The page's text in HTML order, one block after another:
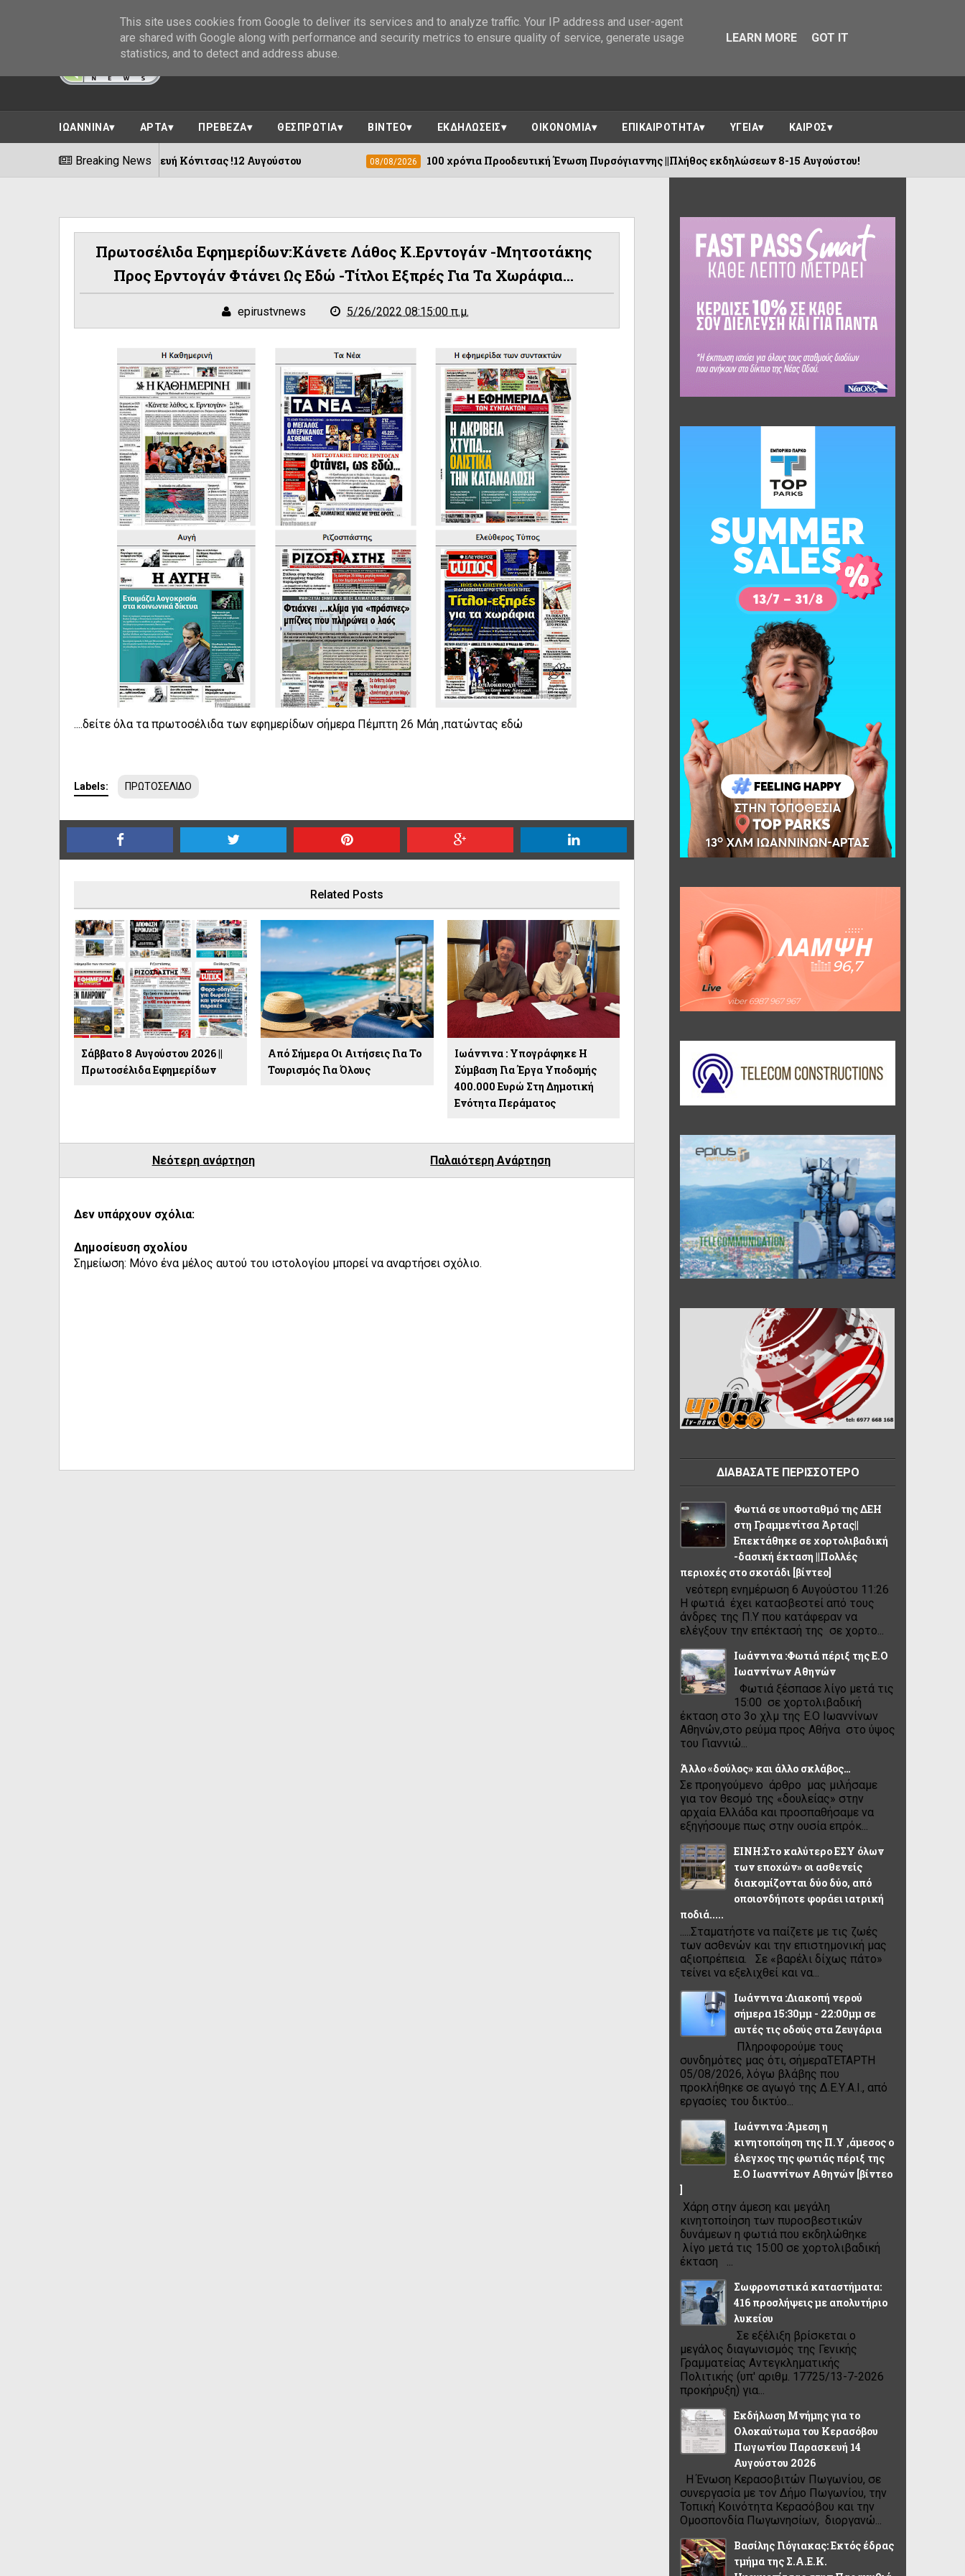
ΙΩΑΝΝΙΝΑ ΑΡΤΑ ΠΡΕΒΕΖΑ ΘΕΣΠΡΩΤΙΑ ΒΙΝΤΕΟ ΕΚΔΗΛΩΣΕΙΣ ΟΙΚΟΝΟΜΙΑ ΕΠΙΚΑΙΡΟΤΗΤΑ ΥΓΕΙΑ ΚΑΙΡΟΣ
Breaking News
-Αγία Παρασκευή Κόνιτσας !12 Αυγούστου 08/08/2026 100 χρόνια Προοδευτική Ένωση Πυρσόγιαννης ||Πλήθος εκδηλώσεων 8-15 Αυγούστου! 08/08/2026
Πρωτοσέλιδα Εφημερίδων:Κάνετε Λάθος Κ.Ερντογάν -Μητσοτάκης
Προς Ερντογάν Φτάνει Ως Εδώ -Τίτλοι Εξπρές Για Τα Χωράφια...
epirustvnews 5/26/2022 08:15:00 π.μ.
....δείτε όλα τα πρωτοσέλιδα των εφημερίδων σήμερα Πέμπτη 26 Μάη ,πατώντας εδώ
Labels: ΠΡΩΤΟΣΕΛΙΔΟ
Related Posts
Σάββατο 8 Αυγούστου 2026 ||
Πρωτοσέλιδα Εφημερίδων
Από Σήμερα Οι Αιτήσεις Για Το
Τουρισμός Για Όλους
Ιωάννινα : Υπογράφηκε Η
Σύμβαση Για Έργα Υποδομής
400.000 Ευρώ Στη Δημοτική
Ενότητα Περάματος
Νεότερη ανάρτηση Παλαιότερη Ανάρτηση
Δεν υπάρχουν σχόλια:
Δημοσίευση σχολίου
Σημείωση: Μόνο ένα μέλος αυτού του ιστολογίου μπορεί να αναρτήσει σχόλιο.
ΔΙΑΒΑΣΑΤΕ ΠΕΡΙΣΣΟΤΕΡΟ
Φωτιά σε υποσταθμό της ΔΕΗ
στη Γραμμενίτσα Άρτας||
Επεκτάθηκε σε χορτολιβαδική
-δασική έκταση ||Πολλές
περιοχές στο σκοτάδι [βίντεο]
νεότερη ενημέρωση 6 Αυγούστου 11:26
Η φωτιά έχει κατασβεστεί από τους
άνδρες της Π.Υ που κατάφεραν να
ελέγξουν την επέκτασή της σε χορτο...
Ιωάννινα :Φωτιά πέριξ της Ε.Ο
Ιωαννίνων Αθηνών
Φωτιά ξέσπασε λίγο μετά τις
15:00 σε χορτολιβαδική
έκταση στο 3ο χλμ της Ε.Ο Ιωαννίνων
Αθηνών,στο ρεύμα προς Αθήνα στο ύψος
του Γιαννιώ...
Άλλο «δούλος» και άλλο σκλάβος…
Σε προηγούμενο άρθρο μας μιλήσαμε
για τον θεσμό της «δουλείας» στην
αρχαία Ελλάδα και προσπαθήσαμε να
εξηγήσουμε πως στην ουσία επρόκ...
ΕΙΝΗ:Στο καλύτερο ΕΣΥ όλων
των εποχών» οι ασθενείς
διακομίζονται δύο δύο, από
οποιονδήποτε φοράει ιατρική
ποδιά.....
.....Σταματήστε να παίζετε με τις ζωές
των ασθενών και την επιστημονική μας
αξιοπρέπεια. Σε «βαρέλι δίχως πάτο»
τείνει να εξελιχθεί και να...
Ιωάννινα :Διακοπή νερού
σήμερα 15:30μμ - 22:00μμ σε
αυτές τις οδούς στα Ζευγάρια
Πληροφορούμε τους
συνδημότες μας ότι, σήμεραΤΕΤΑΡΤΗ
05/08/2026, λόγω βλάβης που
προκλήθηκε σε αγωγό της Δ.Ε.Υ.Α.Ι., από
εργασίες του δικτύο...
Ιωάννινα :Άμεση η
κινητοποίηση της Π.Υ ,άμεσος ο
έλεγχος της φωτιάς πέριξ της
Ε.Ο Ιωαννίνων Αθηνών [βίντεο
]
Χάρη στην άμεση και μεγάλη
κινητοποίηση των πυροσβεστικών
δυνάμεων η φωτιά που εκδηλώθηκε
λίγο μετά τις 15:00 σε χορτολιβαδική
έκταση ...
Σωφρονιστικά καταστήματα:
416 προσλήψεις με απολυτήριο
λυκείου
Σε εξέλιξη βρίσκεται ο
μεγάλος διαγωνισμός της Γενικής
Γραμματείας Αντεγκληματικής
Πολιτικής (υπ' αριθμ. 17725/13-7-2026
προκήρυξη) για...
Εκδήλωση Μνήμης για το
Ολοκαύτωμα του Κερασόβου
Πωγωνίου Παρασκευή 14
Αυγούστου 2026
Η Ένωση Κερασοβιτών Πωγωνίου, σε
συνεργασία με τον Δήμο Πωγωνίου, την
Τοπική Κοινότητα Κερασόβου και την
Ομοσπονδία Πωγωνησίων, διοργανώ...
Βασίλης Γιόγιακας: Εκτός έδρας
τμήμα της Σ.Α.Ε.Κ.
This site uses cookies from Google to deliver its services and to analyze traffic. Your IP address and user-agent
are shared with Google along with performance and security metrics to ensure quality of service, generate usage
statistics, and to detect and address abuse.
LEARN MORE GOT IT